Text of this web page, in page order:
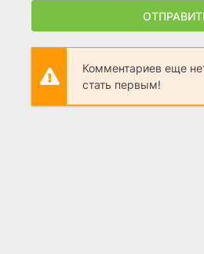
Комментариев еще
стать первым!